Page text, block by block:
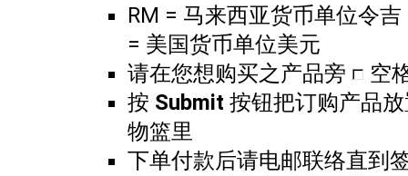
RM = 马来西亚货币单位令吉
= 美国货币单位美元
请在您想购买之产品旁
空
按 Submit 按钮把订购产品
物篮里
下单付款后请电邮联络直到